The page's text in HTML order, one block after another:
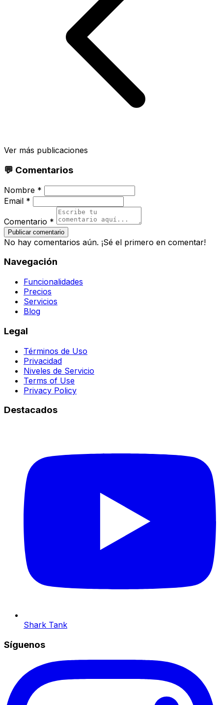
Ver más publicaciones
💬 Comentarios
Nombre *
Email *
Comentario *
Publicar comentario
No hay comentarios aún. ¡Sé el primero en comentar!
Navegación
Funcionalidades
Precios
Servicios
Blog
Legal
Términos de Uso
Privacidad
Niveles de Servicio
Terms of Use
Privacy Policy
Destacados
Shark Tank
Síguenos